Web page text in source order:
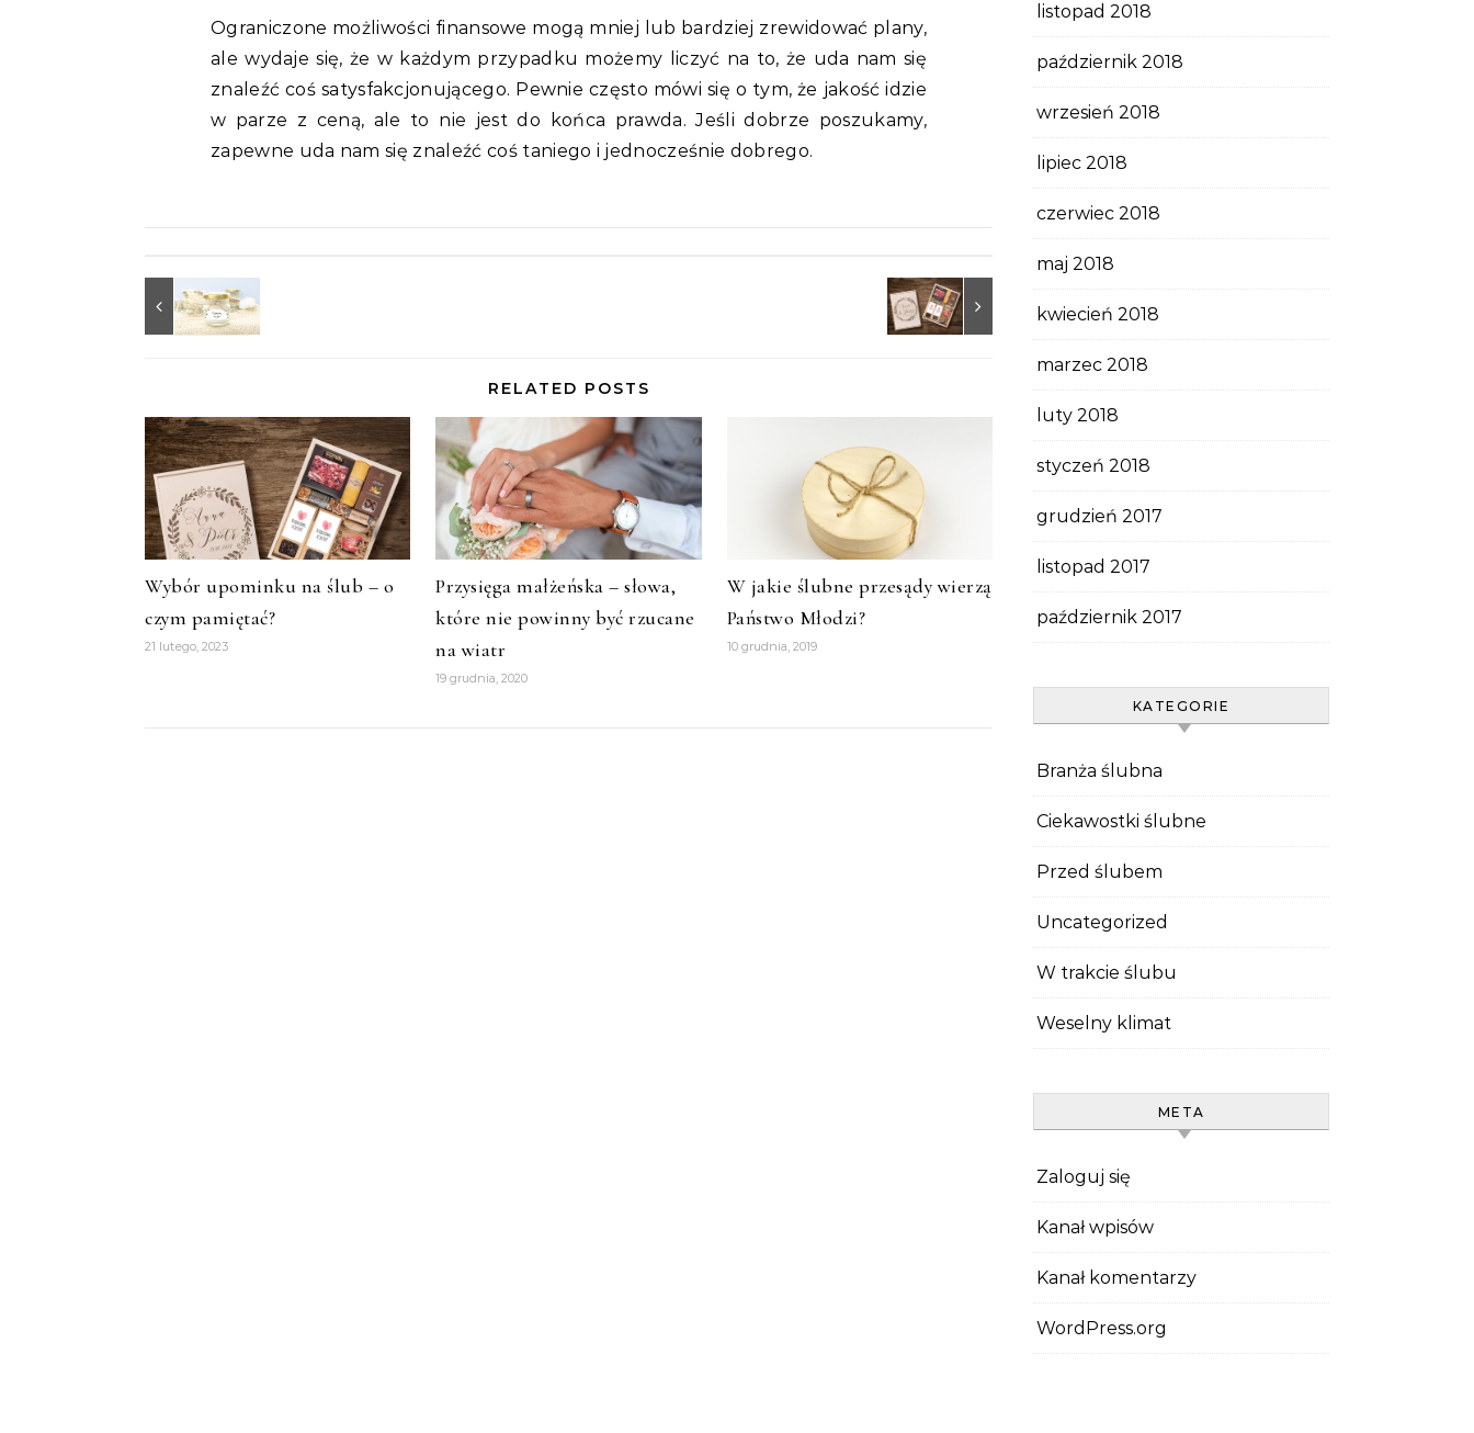
Ograniczone możliwości finansowe mogą mniej lub bardziej zrewidować plany,
ale wydaje się, że w każdym przypadku możemy liczyć na to, że uda nam się
znaleźć coś satysfakcjonującego. Pewnie często mówi się o tym, że jakość idzie
w parze z ceną, ale to nie jest do końca prawda. Jeśli dobrze poszukamy,
zapewne uda nam się znaleźć coś taniego i jednocześnie dobrego.
RELATED POSTS
Wybór upominku na ślub – o
czym pamiętać?
21 lutego, 2023
Przysięga małżeńska – słowa,
które nie powinny być rzucane
na wiatr
19 grudnia, 2020
W jakie ślubne przesądy wierzą
Państwo Młodzi?
10 grudnia, 2019
listopad 2018
październik 2018
wrzesień 2018
lipiec 2018
czerwiec 2018
maj 2018
kwiecień 2018
marzec 2018
luty 2018
styczeń 2018
grudzień 2017
listopad 2017
październik 2017
KATEGORIE
Branża ślubna
Ciekawostki ślubne
Przed ślubem
Uncategorized
W trakcie ślubu
Weselny klimat
META
Zaloguj się
Kanał wpisów
Kanał komentarzy
WordPress.org